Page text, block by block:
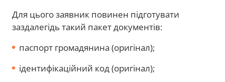
Для цього заявник повинен підготувати
заздалегідь такий пакет документів:
паспорт громадянина (оригінал);
ідентифікаційний код (оригінал);